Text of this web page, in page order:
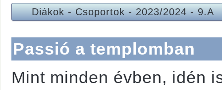
Diákok-Csoportok-2023/2024-9.A
Passió a templomban
Mint minden évben, idén